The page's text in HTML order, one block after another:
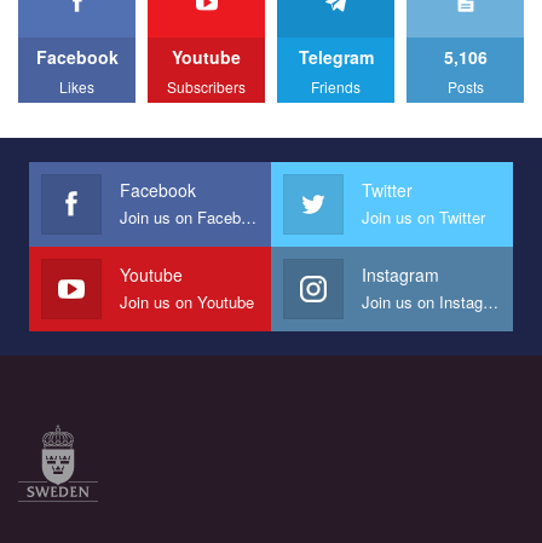
All you have to do is to press "Like" below the video.
Эмоционально сильный ролик от команды "Гей-альянс
представляющий программу развития организации.
Мы просим вас поддержать нас и помочь нам реализовать
наш план по борьбе с насилием и дискриминацией на почве
СОГИ в Украине.
Все, что вам нужно сделать - это зайти на наш канал YouTube
по этой ссылке и поставить лайк под видео.
Facebook
Likes
Youtube
Subscribers
Telegram
Friends
5,106
Posts
Facebook
Join us on Facebook
Twitter
Join us on Twitter
Youtube
Join us on Youtube
Instagram
Join us on Instagram